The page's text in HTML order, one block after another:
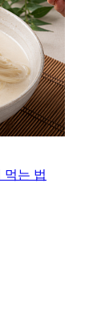
먹는 법